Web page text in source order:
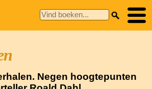
Negen hoogtepunten